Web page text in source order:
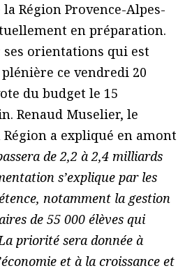
la Région Provence-Alpes-
en préparation.
ses orientations qui est
ce vendredi 20
du budget le 15
Renaud Muselier, le
a expliqué en amont
de 2,2 à 2,4 milliards
s’explique par les
notamment la gestion
de 55 000 élèves qui
priorité sera donnée à
et à la croissance et